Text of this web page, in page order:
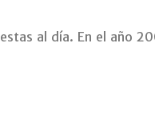
al día. En el año